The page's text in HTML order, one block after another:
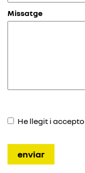
Missatge
He llegit i